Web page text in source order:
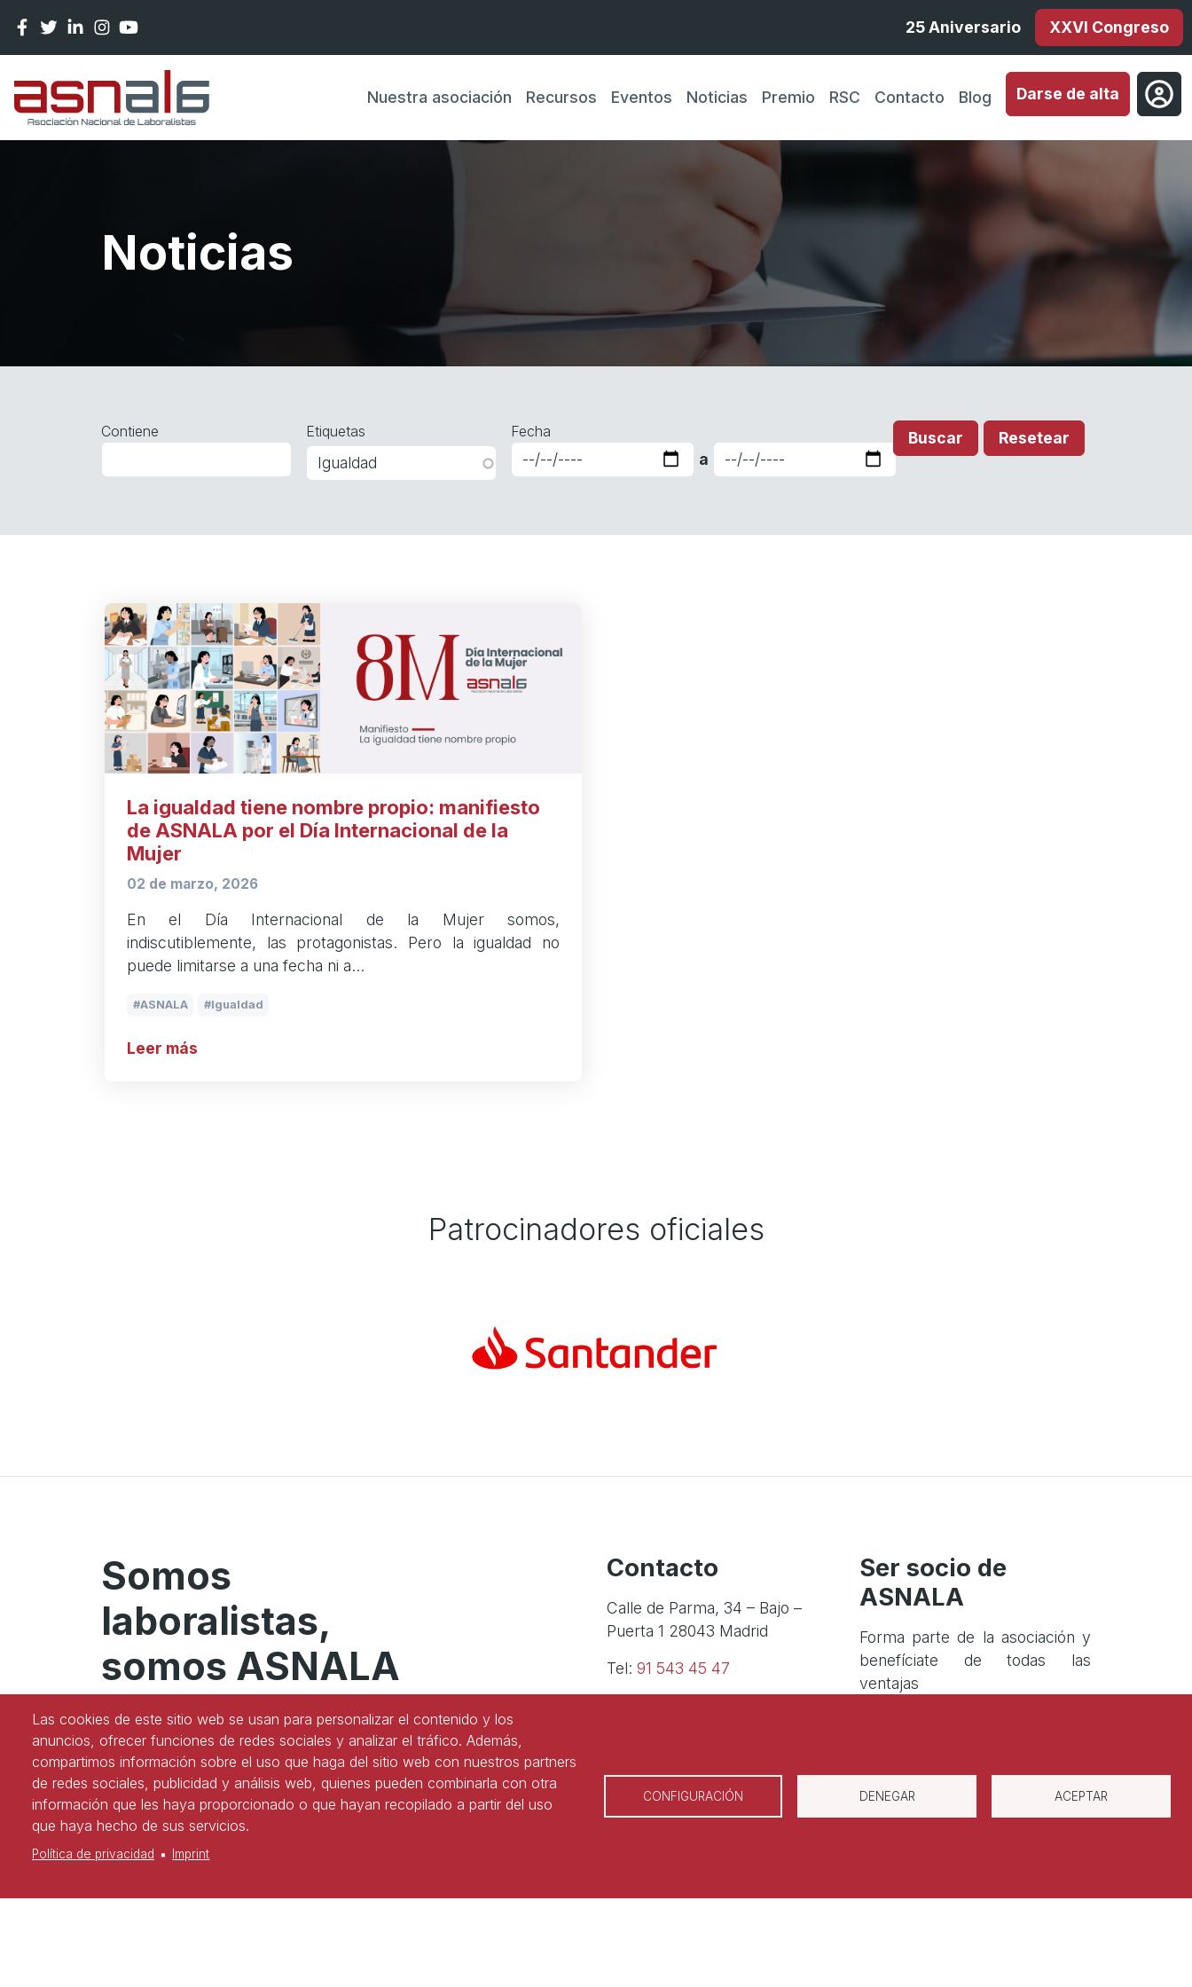
25 Aniversario
XXVI Congreso
Nuestra asociación Recursos Eventos Noticias Premio RSC Contacto Blog Darse de alta
Noticias
Contiene Etiquetas Fecha
a
La igualdad tiene nombre propio: manifiesto
de ASNALA por el Día Internacional de la
Mujer
02 de marzo, 2026
En el Día Internacional de la Mujer somos,
indiscutiblemente, las protagonistas. Pero la igualdad no
puede limitarse a una fecha ni a…
ASNALA Igualdad
Leer más
Patrocinadores oficiales
Somos
laboralistas,
somos ASNALA
#YoSoyASNALA
¡Síguenos en redes!
Contacto
Calle de Parma, 34 – Bajo –
Puerta 1 28043 Madrid
Tel: 91 543 45 47
Ser socio de
ASNALA
Forma parte de la asociación y
benefíciate de todas las
ventajas
Las cookies de este sitio web se usan para personalizar el contenido y los
anuncios, ofrecer funciones de redes sociales y analizar el tráfico. Además,
compartimos información sobre el uso que haga del sitio web con nuestros partners
de redes sociales, publicidad y análisis web, quienes pueden combinarla con otra
información que les haya proporcionado o que hayan recopilado a partir del uso
que haya hecho de sus servicios.
Política de privacidad Imprint
CONFIGURACIÓN DENEGAR ACEPTAR